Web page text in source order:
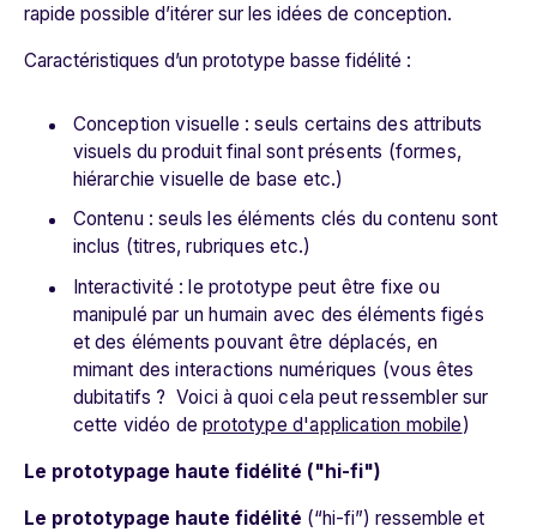
rapide possible d’itérer sur les idées de conception.
Caractéristiques d’un prototype basse fidélité :
Conception visuelle : seuls certains des attributs
visuels du produit final sont présents (formes,
hiérarchie visuelle de base etc.)
Contenu : seuls les éléments clés du contenu sont
inclus (titres, rubriques etc.)
Interactivité : le prototype peut être fixe ou
manipulé par un humain avec des éléments figés
et des éléments pouvant être déplacés, en
mimant des interactions numériques (vous êtes
dubitatifs ? Voici à quoi cela peut ressembler sur
cette vidéo deprototype d'application mobile)
Le prototypage haute fidélité ("hi-fi")
Le prototypage haute fidélité (“hi-fi”) ressemble et